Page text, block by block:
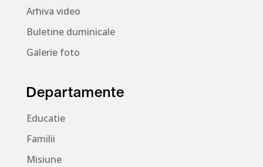
Arhiva video
Buletine duminicale
Galerie foto
Departamente
Educatie
Familii
Misiune